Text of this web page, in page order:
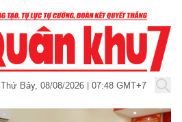
Thứ Bảy, 08/08/2026 | 07:48 GMT+7